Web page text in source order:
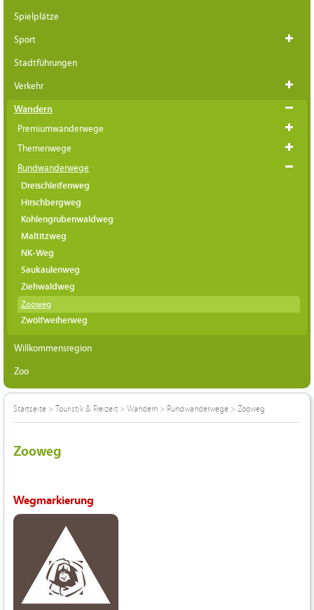
Spielplätze
Sport
Stadtführungen
Verkehr
Wandern
Premiumwanderwege
Themenwege
Rundwanderwege
Dreischleifenweg
Hirschbergweg
Kohlengrubenwaldweg
Maltitzweg
NK-Weg
Saukaulenweg
Ziehwaldweg
Zooweg
Zwölfweiherweg
Willkommensregion
Zoo
Startseite > Touristik & Freizeit > Wandern > Rundwanderwege > Zooweg
Zooweg
Wegmarkierung